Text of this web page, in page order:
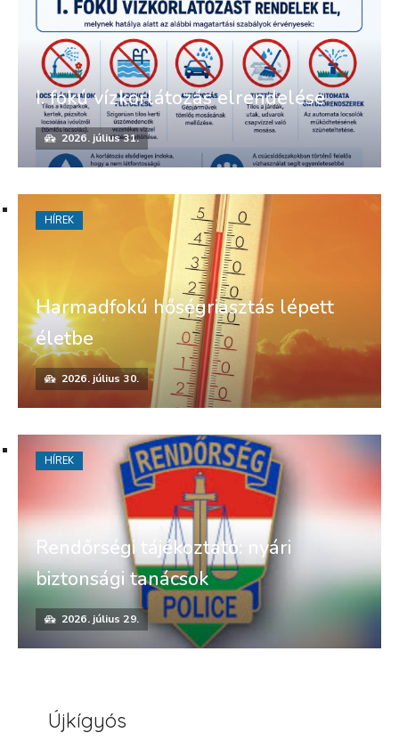
I. fokú vízkorlátozás elrendelése
2026. július 31.
Harmadfokú hőségriasztás lépett
életbe
2026. július 30.
HÍREK
Rendőrségi tájékoztató: nyári
biztonsági tanácsok
2026. július 29.
HÍREK
Újkígyós